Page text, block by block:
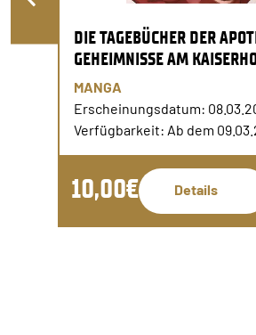
DIE TAGEBÜCHER DER
GEHEIMNISSE AM
MANGA
Erscheinungsdatum:
Verfügbarkeit: Ab dem
10,00€ Details